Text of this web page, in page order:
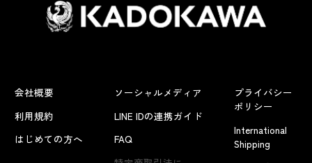
会社概要
利用規約
はじめての方へ
ソーシャルメディア
LINE IDの連携ガイド
FAQ
プライバシー
ポリシー
International
Shipping